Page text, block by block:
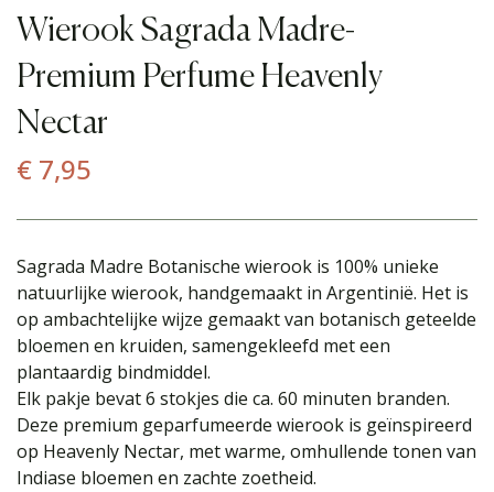
Wierook Sagrada Madre-
Premium Perfume Heavenly
Nectar
€ 7,95
Sagrada Madre Botanische wierook is 100% unieke
natuurlijke wierook, handgemaakt in Argentinië. Het is
op ambachtelijke wijze gemaakt van botanisch geteelde
bloemen en kruiden, samengekleefd met een
plantaardig bindmiddel.
Elk pakje bevat 6 stokjes die ca. 60 minuten branden.
Deze premium geparfumeerde wierook is geïnspireerd
op Heavenly Nectar, met warme, omhullende tonen van
Indiase bloemen en zachte zoetheid.